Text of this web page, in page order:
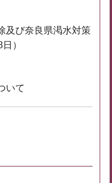
及び奈良県渇水対策
）
いて